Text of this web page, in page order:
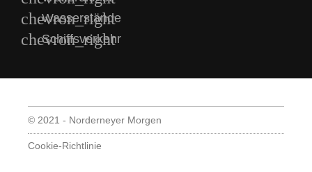
Wasserstände
Schiffsverkehr
© 2021 - Norderneyer Morgen
Cookie-Richtlinie